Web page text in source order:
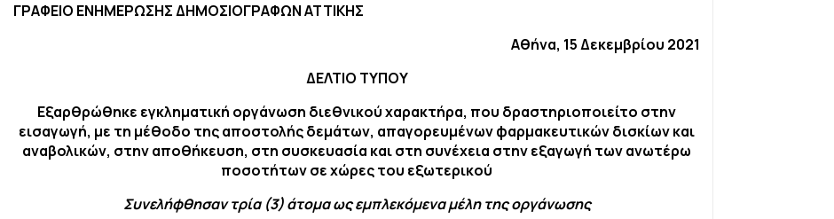
ΓΡΑΦΕΙΟ ΕΝΗΜΕΡΩΣΗΣ ΔΗΜΟΣΙΟΓΡΑΦΩΝ ΑΤΤΙΚΗΣ
Αθήνα, 15 Δεκεμβρίου 2021
ΔΕΛΤΙΟ ΤΥΠΟΥ
Εξαρθρώθηκε εγκληματική οργάνωση διεθνικού χαρακτήρα, που δραστηριοποιείτο στην
εισαγωγή, με τη μέθοδο της αποστολής δεμάτων, απαγορευμένων φαρμακευτικών δισκίων και
αναβολικών, στην αποθήκευση, στη συσκευασία και στη συνέχεια στην εξαγωγή των ανωτέρω
ποσοτήτων σε χώρες του εξωτερικού
Συνελήφθησαν τρία (3) άτομα ως εμπλεκόμενα μέλη της οργάνωσης